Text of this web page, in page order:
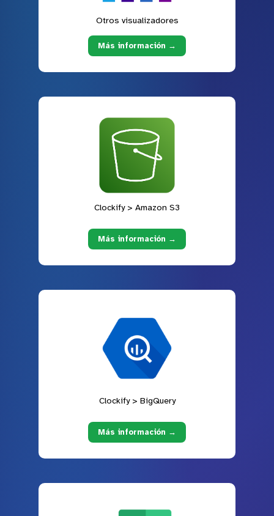
Otros visualizadores
Más información →
Clockify > Amazon S3
Más información →
Clockify > BigQuery
Más información →